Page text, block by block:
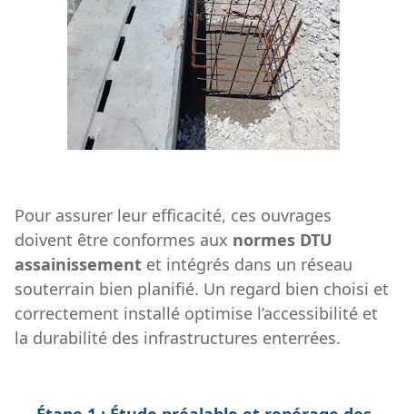
Pour assurer leur efficacité, ces ouvrages
doivent être conformes aux normes DTU
assainissement et intégrés dans un réseau
souterrain bien planifié. Un regard bien choisi et
correctement installé optimise l’accessibilité et
la durabilité des infrastructures enterrées.